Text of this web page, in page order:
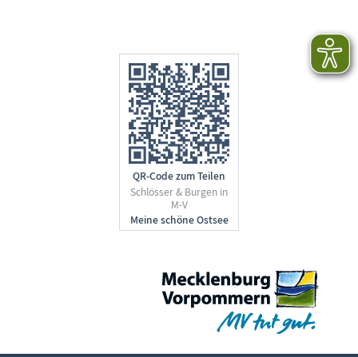
QR-Code zum Teilen
Schlösser & Burgen in
M-V